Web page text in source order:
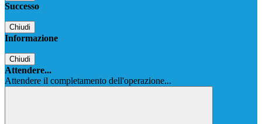
Successo
Chiudi
Informazione
Chiudi
Attendere...
Attendere il completamento dell'operazione...